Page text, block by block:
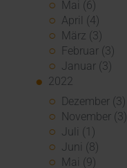
Mai (6)
April (4)
März (3)
Februar (3)
Januar (3)
2022
Dezember (3)
November (3)
Juli (1)
Juni (8)
Mai (9)